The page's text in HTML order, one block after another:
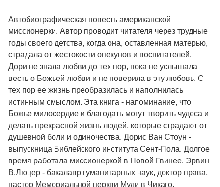
Автобиографическая повесть американской
миссионерки. Автор проводит читателя через трудные
годы своего детства, когда она, оставленная матерью,
страдала от жестокости опекунов и воспитателей.
Дори не знала любви до тех пор, пока не услышала
весть о Божьей любви и не поверила в эту любовь. С
тех пор ее жизнь преобразилась и наполнилась
истинным смыслом. Эта книга - напоминание, что
Божье милосердие и благодать могут творить чудеса и
делать прекрасной жизнь людей, которые страдают от
душевной боли и одиночества. Дорис Ван Стоун -
выпускница Библейского института Сент-Пола. Долгое
время работала миссионеркой в Новой Гвинее. Эрвин
В.Люцер - бакалавр гуманитарных наук, доктор права,
пастор Мемориальной церкви Муди в Чикаго.